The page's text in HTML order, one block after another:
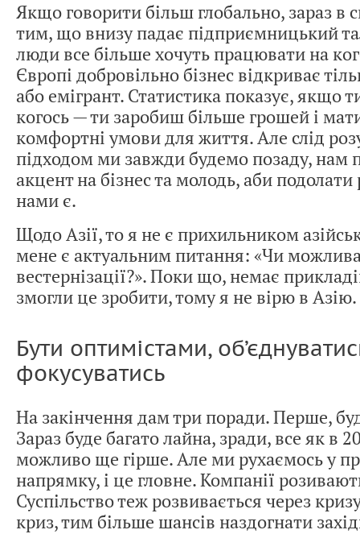
Якщо говорити більш глобально, зараз в
тим, що внизу падає підприємницький
люди все більше хочуть працювати на
Європі добровільно бізнес відкриває
або емігрант. Статистика показує, якщо
когось — ти заробиш більше грошей і
комфортні умови для життя. Але слід
підходом ми завжди будемо позаду, нам
акцент на бізнес та молодь, аби
нами є.
Щодо Азії, то я не є прихильником
мене є актуальним питання: «Чи
вестернізації?». Поки що, немає
змогли це зробити, тому я не вірю в Азію.
Бути оптимістами,
фокусуватись
На закінчення дам три поради. Перше,
Зараз буде багато лайна, зради, все як в
можливо ще гірше. Але ми рухаємось у
напрямку, і це гловне. Компанії
Суспільство теж розвивається через
криз, тим більше шансів наздогнати